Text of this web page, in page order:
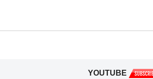
YOUTUBE